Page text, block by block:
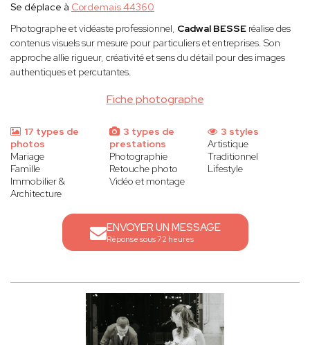
Fiche photographe
Se déplace à Cordemais 44360
Photographe et vidéaste professionnel, Cadwal BESSE réalise des
contenus visuels sur mesure pour particuliers et entreprises. Son
approche allie rigueur, créativité et sens du détail pour des images
authentiques et percutantes.
17 types de
photos
Mariage
Famille
Immobilier &
Architecture
3 types de
prestations
Photographie
Retouche photo
Vidéo et montage
3 styles
Artistique
Traditionnel
Lifestyle
ENVOYER UN MESSAGE
Réponse sous 72 heures